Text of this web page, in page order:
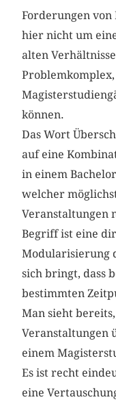
Forderungen von
hier nicht um
alten
können.
Das Wort
auf eine
in einem
welcher
Veranstaltungen
Begriff ist eine
Modularisierung
sich bringt, dass
bestimmten
Man sieht
Veranstaltungen
einem
Es ist recht
eine